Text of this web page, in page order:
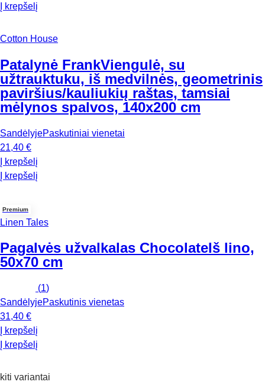
Į krepšelį
Cotton House
Patalynė FrankViengulė, su
užtrauktuku, iš medvilnės, geometrinis
paviršius/kauliukių raštas, tamsiai
mėlynos spalvos, 140x200 cm
SandėlyjePaskutiniai vienetai
21,40 €
Į krepšelį
Į krepšelį
Premium
Linen Tales
Pagalvės užvalkalas ChocolateIš lino,
50x70 cm
(1)
SandėlyjePaskutinis vienetas
31,40 €
Į krepšelį
Į krepšelį
kiti variantai